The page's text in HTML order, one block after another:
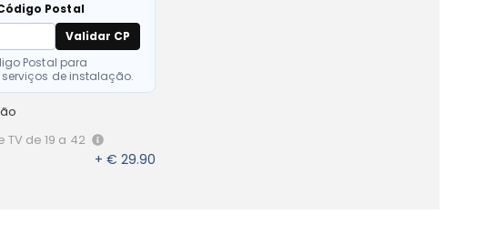
Postal
Validar CP
Postal para
de instalação.
de 19 a 42
+ € 29.90